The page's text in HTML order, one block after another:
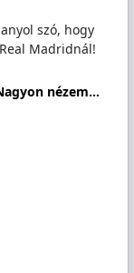
szó, hogy
Madridnál!
nézem...